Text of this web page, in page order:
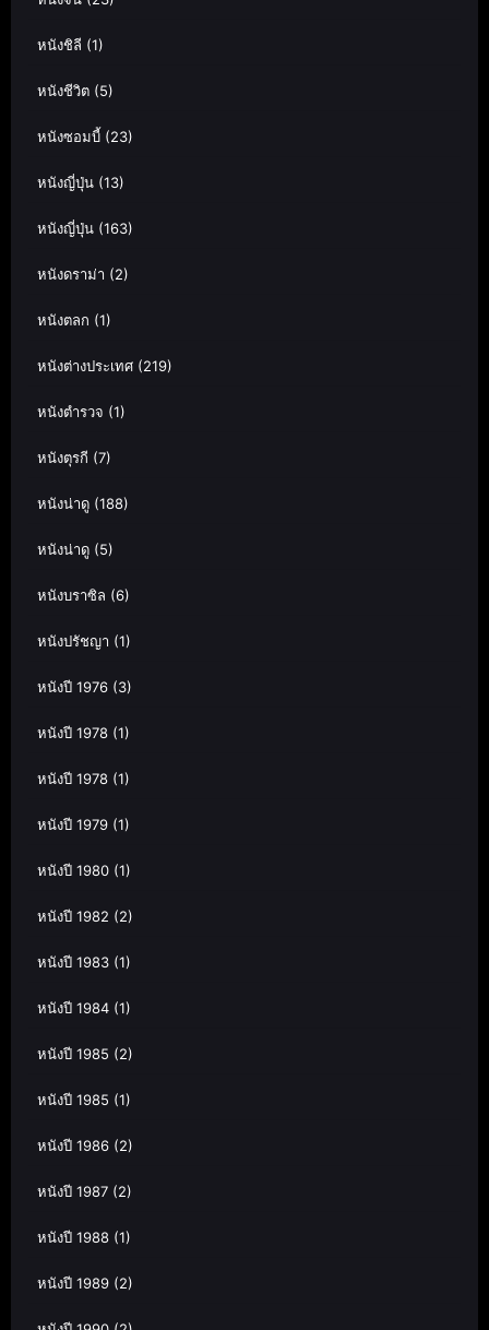
หนังชิลี (1)
หนังชีวิต (5)
หนังซอมบี้ (23)
หนังญี่ปุ่น (13)
หนังญี่ปุ่น (163)
หนังดราม่า (2)
หนังตลก (1)
หนังต่างประเทศ (219)
หนังตำรวจ (1)
หนังตุรกี (7)
หนังน่าดู (188)
หนังน่าดู (5)
หนังบราซิล (6)
หนังปรัชญา (1)
หนังปี 1976 (3)
หนังปี 1978 (1)
หนังปี 1978 (1)
หนังปี 1979 (1)
หนังปี 1980 (1)
หนังปี 1982 (2)
หนังปี 1983 (1)
หนังปี 1984 (1)
หนังปี 1985 (2)
หนังปี 1985 (1)
หนังปี 1986 (2)
หนังปี 1987 (2)
หนังปี 1988 (1)
หนังปี 1989 (2)